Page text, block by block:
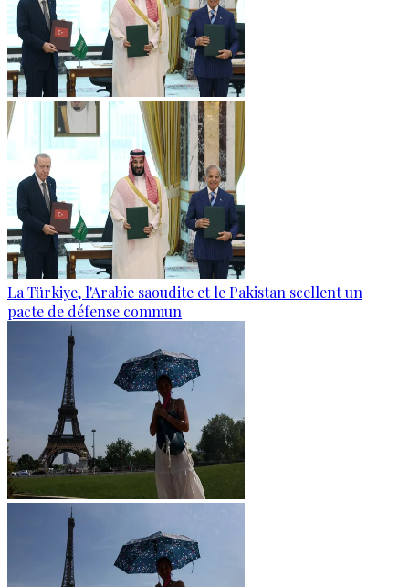
La Türkiye, l'Arabie saoudite et le Pakistan scellent un
pacte de défense commun